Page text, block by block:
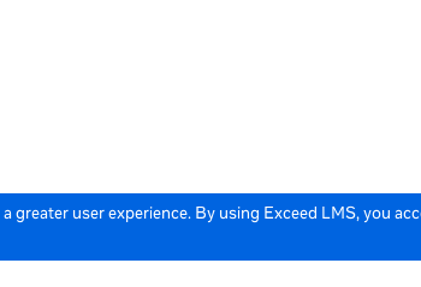
greater user experience. By using Exceed LMS, you